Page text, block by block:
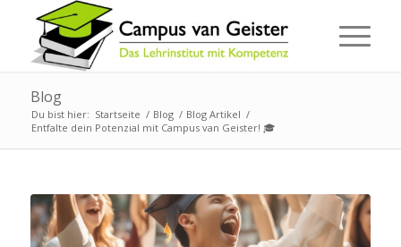
Blog
Du bist hier: Startseite / Blog / Blog Artikel /
Entfalte dein Potenzial mit Campus van Geister! 🎓